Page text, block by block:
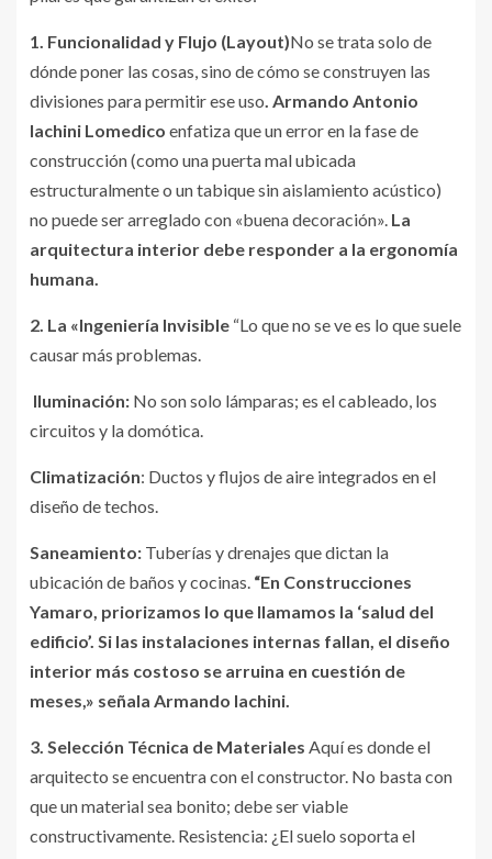
1. Funcionalidad y Flujo (Layout)No se trata solo de
dónde poner las cosas, sino de cómo se construyen las
divisiones para permitir ese uso . Armando Antonio
Iachini Lomedico enfatiza que un error en la fase de
construcción (como una puerta mal ubicada
estructuralmente o un tabique sin aislamiento acústico)
no puede ser arreglado con «buena decoración». La
arquitectura interior debe responder a la ergonomía
humana.
2. La «Ingeniería Invisible “Lo que no se ve es lo que suele
causar más problemas.
Iluminación: No son solo lámparas; es el cableado, los
circuitos y la domótica.
Climatización: Ductos y flujos de aire integrados en el
diseño de techos.
Saneamiento: Tuberías y drenajes que dictan la
ubicación de baños y cocinas. “En Construcciones
Yamaro, priorizamos lo que llamamos la ‘salud del
edificio’. Si las instalaciones internas fallan, el diseño
interior más costoso se arruina en cuestión de
meses,» señala Armando Iachini.
3. Selección Técnica de Materiales Aquí es donde el
arquitecto se encuentra con el constructor. No basta con
que un material sea bonito; debe ser viable
constructivamente. Resistencia: ¿El suelo soporta el